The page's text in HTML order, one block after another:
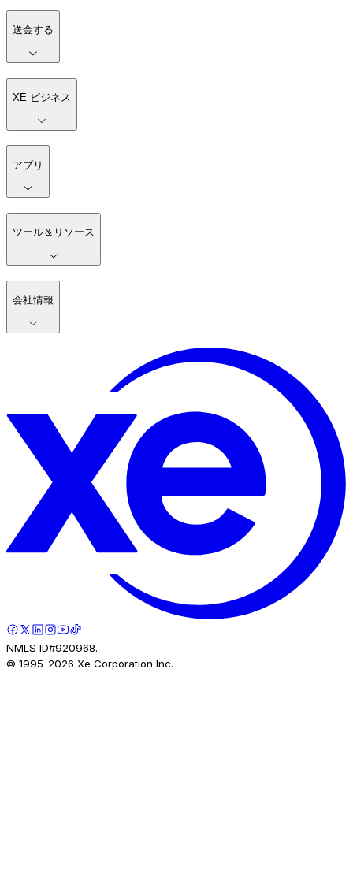
送金する
XE ビジネス
アプリ
ツール＆リソース
会社情報
NMLS ID#920968.
© 1995-2026 Xe Corporation Inc.